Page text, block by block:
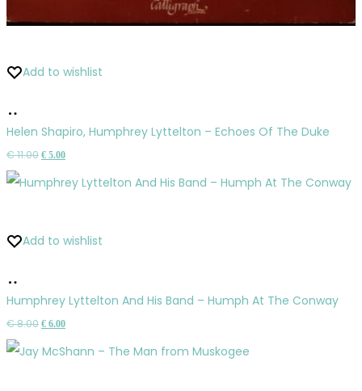
Add to wishlist
do
košíka
Helen Shapiro, Humphrey Lyttelton – Echoes Of The Duke
€11.00Pôvodná
bola:
€ 5.00Aktuálna
je:
Add to wishlist
do
košíka
Humphrey Lyttelton And His Band – Humph At The Conway
€8.00Pôvodná
€ 6.00Aktuálna